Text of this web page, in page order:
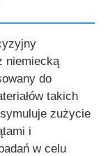
niemiecką
do
takich
zużycie
i
w celu